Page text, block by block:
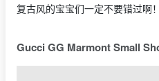
复古风的宝宝们一定不要错过啊！
Gucci GG Marmont Small